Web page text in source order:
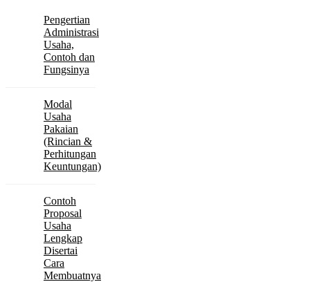
Pengertian
Administrasi
Usaha,
Contoh dan
Fungsinya
Modal
Usaha
Pakaian
(Rincian &
Perhitungan
Keuntungan)
Contoh
Proposal
Usaha
Lengkap
Disertai
Cara
Membuatnya